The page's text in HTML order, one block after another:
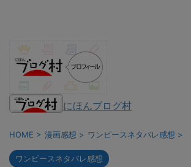
にほんブログ村
HOME > 漫画感想 > ワンピースネタバレ感想 >
ワンピースネタバレ感想